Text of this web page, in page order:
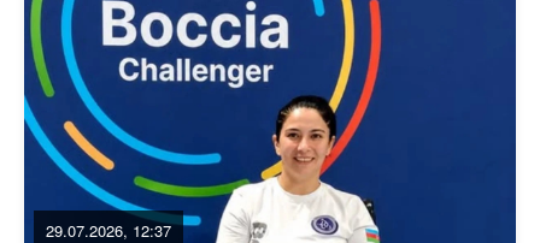
29.07.2026, 12:37